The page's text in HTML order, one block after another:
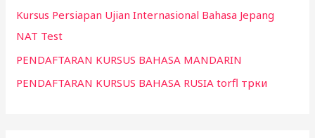
k
:
Kursus Persiapan Ujian Internasional Bahasa Jepang
NAT Test
PENDAFTARAN KURSUS BAHASA MANDARIN
PENDAFTARAN KURSUS BAHASA RUSIA torfl трки